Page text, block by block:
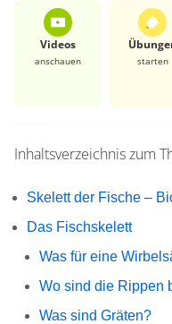
Videos
anschauen starten
Inhaltsverzeichnis zum
Skelett der Fische –
Das Fischskelett
Was für eine
Wo sind die Rippen
Was sind Gräten?